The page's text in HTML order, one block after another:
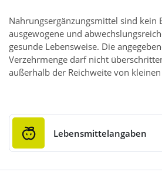
Nahrungsergänzungsmittel sind kein
ausgewogene und
gesunde Lebensweise. Die
Verzehrmenge darf nicht
außerhalb der Reichweite von
Lebensmittelangaben